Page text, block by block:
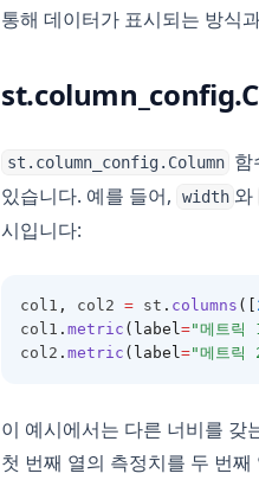
통해 데이터가 표시되는 방식
st.column_config.Column 함
있습니다. 예를 들어,
width 와
시입니다:
col1 , col2 = st . columns ([
col1 . metric (label="메트릭
col2 . metric (label="메트릭
이 예시에서는 다른 너비를 갖
첫 번째 열의 측정치를 두 번